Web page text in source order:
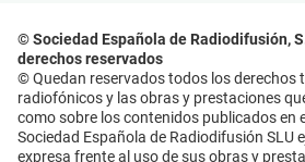
© Sociedad Española de Radiodifusión,
derechos reservados
© Quedan reservados todos los derechos
radiofónicos y las obras y prestaciones
como sobre los contenidos publicados en
Sociedad Española de Radiodifusión SLU
expresa frente al uso de sus obras y